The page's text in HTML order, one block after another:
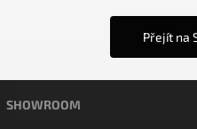
Přejít na
SHOWROOM